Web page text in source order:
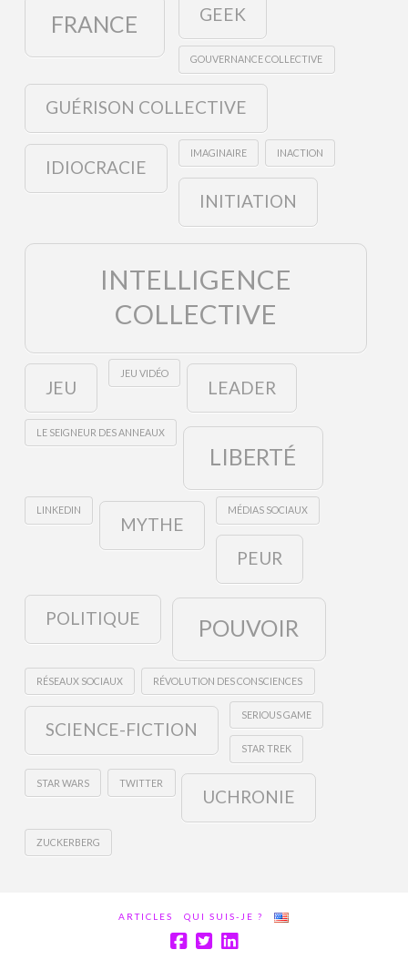
FRANCE GEEK
GOUVERNANCE COLLECTIVE
GUÉRISON COLLECTIVE
IDIOCRACIE
IMAGINAIRE INACTION
INITIATION
INTELLIGENCE
COLLECTIVE
JEU
JEU VIDÉO
LEADER
LE SEIGNEUR DES ANNEAUX
LIBERTÉ
LINKEDIN
MYTHE
MÉDIAS SOCIAUX
PEUR
POLITIQUE POUVOIR
RÉSEAUX SOCIAUX RÉVOLUTION DES CONSCIENCES
SCIENCE-FICTION
SERIOUS GAME
STAR TREK
STAR WARS TWITTER
UCHRONIE
ZUCKERBERG
ARTICLES QUI SUIS-JE ?